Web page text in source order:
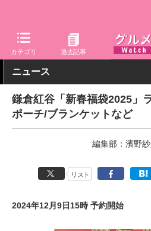
カテゴリ 過去記事
グルメ Watch 関連商品 グッズ
ニュース
鎌倉紅谷「新春福袋2025」
ポーチ/ブランケットなど
編集部：濱野
リスト
2024年12月9日15時 予約開始